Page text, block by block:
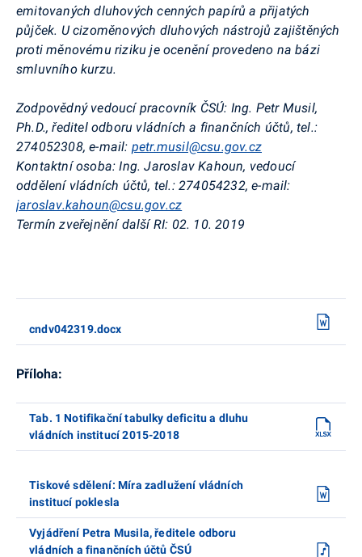
emitovaných dluhových cenných papírů a přijatých
půjček. Ucizoměnových dluhových nástrojů zajištěných
proti měnovému riziku je ocenění provedeno na bázi
smluvního kurzu.
Zodpovědný vedoucí pracovník ČSÚ: Ing. Petr Musil,
Ph.D., ředitel odboru vládních a finančních účtů, tel.:
274052308, e-mail: petr.musil@csu.gov.cz
Kontaktní osoba:Ing. Jaroslav Kahoun, vedoucí
oddělení vládních účtů, tel.: 274054232, e-mail:
jaroslav.kahoun@csu.gov.cz
Termín zveřejnění další RI: 02. 10. 2019
cndv042319.docx
Příloha:
Tab. 1 Notifikační tabulky deficitu a dluhu
vládních institucí 2015-2018
Tiskové sdělení: Míra zadlužení vládních
institucí poklesla
Vyjádření Petra Musila, ředitele odboru
vládních a finančních účtů ČSÚ